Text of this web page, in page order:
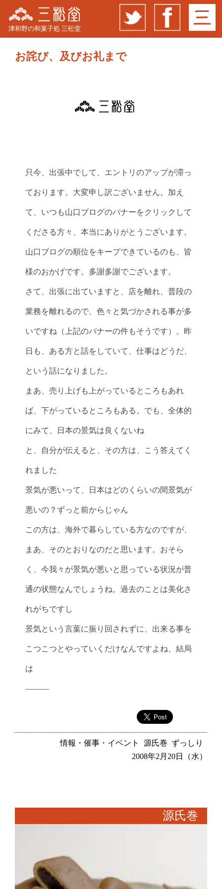
津和野の和菓子処 三松堂
お詫び、及びお礼まで
只今、出張中でして、エントリのアップが滞っ
ております。大変申し訳ございません。加え
て、いつも山口ブログのバナーをクリックして
くださる方々、本当にありがとうございます。
山口ブログの順位をキープできているのも、皆
様のおかげです。多謝多謝でございます。
さて、出張に出ていますと、店を離れ、普段の
業務を離れるので、色々と気づかされる事が多
いですね（上記のバナーの件もそうです）。昨
日も、ある方と話をしていて、仕事はどうだ、
という話になりました。
まあ、売り上げも上がっているところもあれ
ば、下がっているところもある。でも、全体的
にみて、日本の景気は良くないね
と、自分が伝えると、その方は、こう答えてく
れました
景気が悪いって、日本はどのくらいの間景気が
悪いの？ずっと前からじゃん
この方は、海外で暮らしている方なのですが、
まあ、そのとおりなのだと思います。おそら
く、今我々が景気が悪いと思っている状況が普
通の状態なんでしょうね。過去のことは美化さ
れがちですし
景気という言葉に振り回されずに、出来る事を
こつこつとやっていくだけなんですよね、結局
は
———
情報・催事・イベント 源氏巻 ずっしり
2008年2月20日（水）
源氏巻